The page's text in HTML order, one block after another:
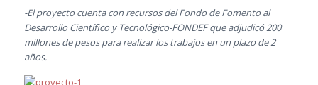
-El proyecto cuenta con recursos del Fondo de Fomento al
Desarrollo Científico y Tecnológico-FONDEF que adjudicó 200
millones de pesos para realizar los trabajos en un plazo de 2
años.